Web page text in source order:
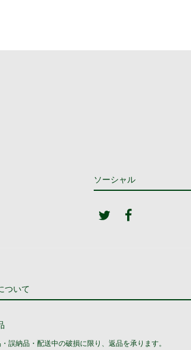
ソーシャル
ついて
誤納品・配送中の破損に限り、返品を承ります。